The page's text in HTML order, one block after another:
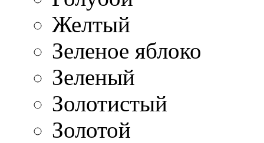
Желтый
Зеленое яблоко
Зеленый
Золотистый
Золотой